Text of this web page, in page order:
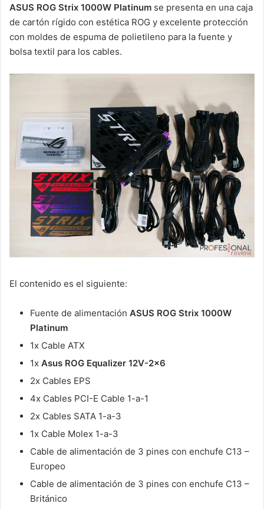
ASUS ROG Strix 1000W Platinum se presenta en una caja
de cartón rígido con estética ROG y excelente protección
con moldes de espuma de polietileno para la fuente y
bolsa textil para los cables.
El contenido es el siguiente:
Fuente de alimentación ASUS ROG Strix 1000W
Platinum
1x Cable ATX
1x Asus ROG Equalizer 12V-2×6
2x Cables EPS
4x Cables PCI-E Cable 1-a-1
2x Cables SATA 1-a-3
1x Cable Molex 1-a-3
Cable de alimentación de 3 pines con enchufe C13 –
Europeo
Cable de alimentación de 3 pines con enchufe C13 –
Británico